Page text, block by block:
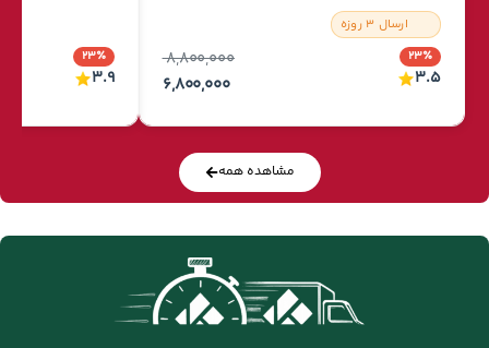
ارسال ۳ روزه
۸,۸۰۰,۰۰۰
۶,۸۰۰,۰۰۰
۲۳٪
۳.۵
۲۳٪
۳.۹
مشاهده همه